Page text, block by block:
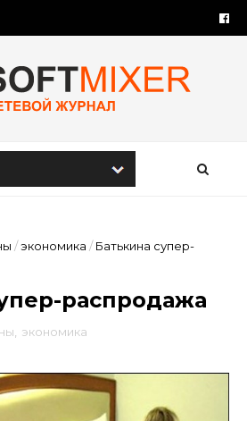
/экономика / Батькина супер-
распродажа
экономика